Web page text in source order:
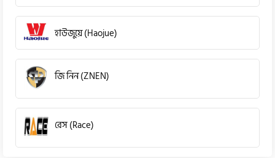
হাউজুয়ে (Haojue)
জি নিন (ZNEN)
রেস (Race)